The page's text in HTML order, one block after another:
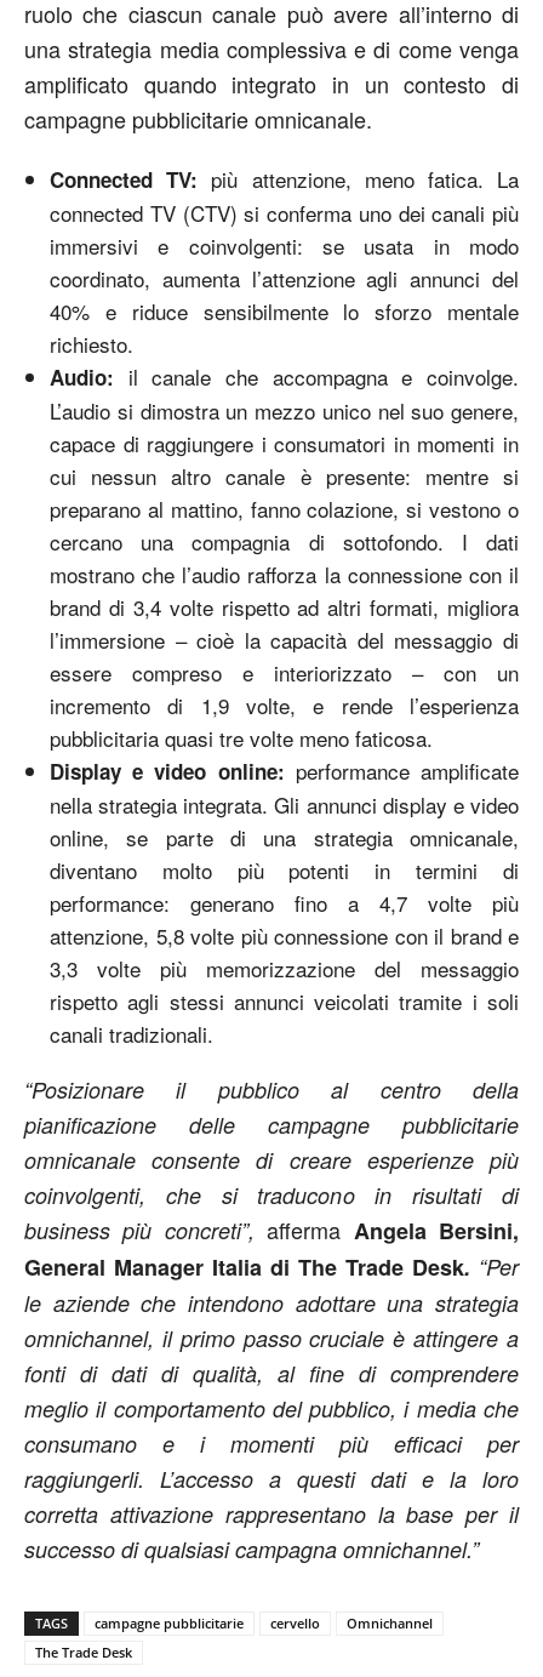
ruolo che ciascun canale può avere all’interno di
una strategia media complessiva e di come venga
amplificato quando integrato in un contesto di
campagne pubblicitarie omnicanale.
Connected TV: più attenzione, meno fatica. La
connected TV (CTV) si conferma uno dei canali più
immersivi e coinvolgenti: se usata in modo
coordinato, aumenta l’attenzione agli annunci del
40% e riduce sensibilmente lo sforzo mentale
richiesto.
Audio: il canale che accompagna e coinvolge.
L’audio si dimostra un mezzo unico nel suo genere,
capace di raggiungere i consumatori in momenti in
cui nessun altro canale è presente: mentre si
preparano al mattino, fanno colazione, si vestono o
cercano una compagnia di sottofondo. I dati
mostrano che l’audio rafforza la connessione con il
brand di 3,4 volte rispetto ad altri formati, migliora
l’immersione – cioè la capacità del messaggio di
essere compreso e interiorizzato – con un
incremento di 1,9 volte, e rende l’esperienza
pubblicitaria quasi tre volte meno faticosa.
Display e video online: performance amplificate
nella strategia integrata. Gli annunci display e video
online, se parte di una strategia omnicanale,
diventano molto più potenti in termini di
performance: generano fino a 4,7 volte più
attenzione, 5,8 volte più connessione con il brand e
3,3 volte più memorizzazione del messaggio
rispetto agli stessi annunci veicolati tramite i soli
canali tradizionali.
“Posizionare il pubblico al centro della
pianificazione delle campagne pubblicitarie
omnicanale consente di creare esperienze più
coinvolgenti, che si traducono in risultati di
business più concreti”, afferma Angela Bersini,
General Manager Italia di The Trade Desk. “Per
le aziende che intendono adottare una strategia
omnichannel, il primo passo cruciale è attingere a
fonti di dati di qualità, al fine di comprendere
meglio il comportamento del pubblico, i media che
consumano e i momenti più efficaci per
raggiungerli. L’accesso a questi dati e la loro
corretta attivazione rappresentano la base per il
successo di qualsiasi campagna omnichannel.”
TAGS campagne pubblicitarie cervello
Omnichannel
The Trade Desk